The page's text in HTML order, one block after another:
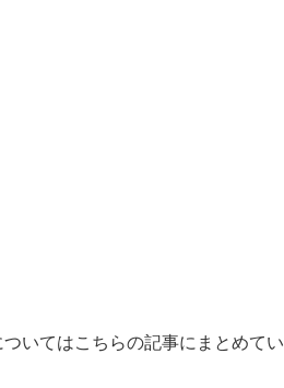
ついてはこちらの記事にまとめてい